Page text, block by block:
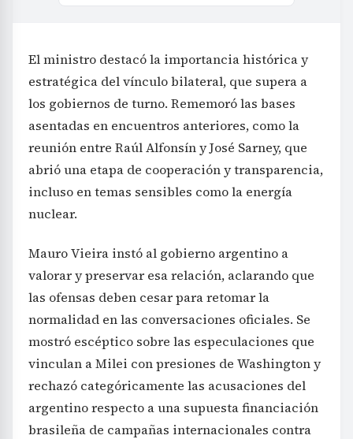
El ministro destacó la importancia histórica y
estratégica del vínculo bilateral, que supera a
los gobiernos de turno. Rememoró las bases
asentadas en encuentros anteriores, como la
reunión entre Raúl Alfonsín y José Sarney, que
abrió una etapa de cooperación y transparencia,
incluso en temas sensibles como la energía
nuclear.
Mauro Vieira instó al gobierno argentino a
valorar y preservar esa relación, aclarando que
las ofensas deben cesar para retomar la
normalidad en las conversaciones oficiales. Se
mostró escéptico sobre las especulaciones que
vinculan a Milei con presiones de Washington y
rechazó categóricamente las acusaciones del
argentino respecto a una supuesta financiación
brasileña de campañas internacionales contra